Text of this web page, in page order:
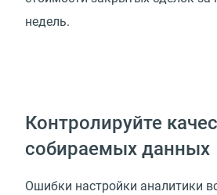
недель.
Контролируйте
собираемых данных
Ошибки настройки аналитики